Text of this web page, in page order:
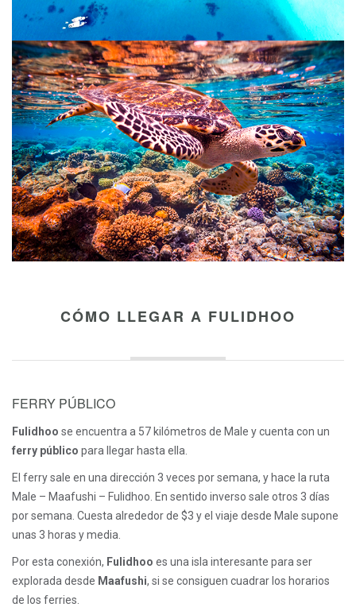
CÓMO LLEGAR A FULIDHOO
FERRY PÚBLICO
Fulidhoo se encuentra a 57 kilómetros de Male y cuenta con un
ferry público para llegar hasta ella.
El ferry sale en una dirección 3 veces por semana, y hace la ruta
Male – Maafushi – Fulidhoo. En sentido inverso sale otros 3 días
por semana. Cuesta alrededor de $3 y el viaje desde Male supone
unas 3 horas y media.
Por esta conexión, Fulidhoo es una isla interesante para ser
explorada desde Maafushi, si se consiguen cuadrar los horarios
de los ferries.